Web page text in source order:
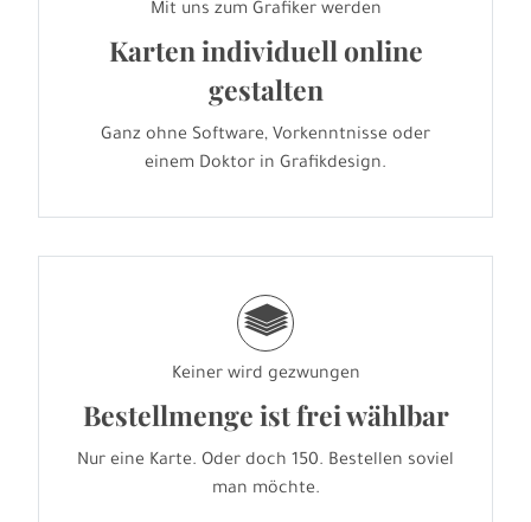
Mit uns zum Grafiker werden
Karten individuell online
gestalten
Ganz ohne Software, Vorkenntnisse oder
einem Doktor in Grafikdesign.
g
Keiner wird gezwungen
Bestellmenge ist frei wählbar
Nur eine Karte. Oder doch 150. Bestellen soviel
man möchte.